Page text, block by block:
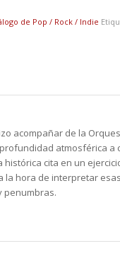
de Pop / Rock / Indie
acompañar de la
atmosférica a
cita en un
hora de interpretar
penumbras.